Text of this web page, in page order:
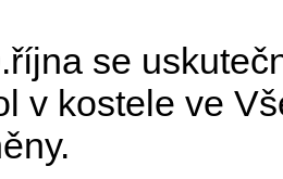
se
v kostele ve